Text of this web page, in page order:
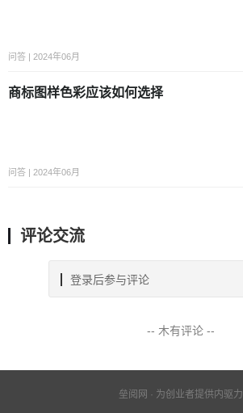
问答 | 2024年06月
商标图样色彩应该如何选择
问答 | 2024年06月
评论交流
登录后参与评论
-- 木有评论 --
垒阅网 · 为创业者提供内驱力